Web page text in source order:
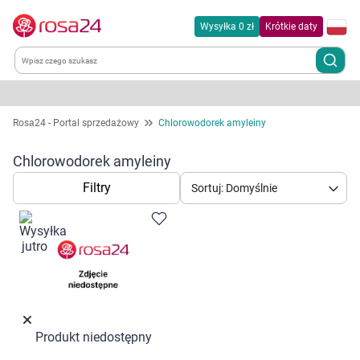
Wysyłka 0 zł Krótkie daty
Kategorie
Chemia gospodarcza
Dla zwierząt
Dom i ogród
Kobieta w ciąży i mama
Rosa24 - Portal sprzedażowy Chlorowodorek amyleiny
Chlorowodorek amyleiny
Filtry Sortuj: Domyślnie
Produkt niedostępny